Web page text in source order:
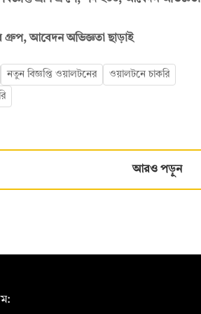
আবেদন অভিজ্ঞতা ছাড়াই
নতুন বিজ্ঞপ্তি ওয়ালটনের ওয়ালটনে চাকরি
আরও পড়ুন